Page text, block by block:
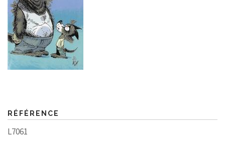
RÉFÉRENCE
L7061